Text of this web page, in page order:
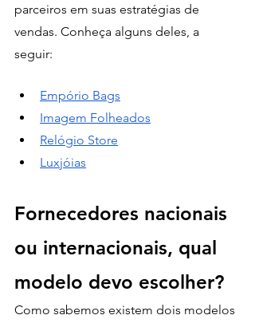
parceiros em suas estratégias de
vendas. Conheça alguns deles, a
seguir:
Empório Bags
Imagem Folheados
Relógio Store
Luxjóias
Fornecedores nacionais
ou internacionais, qual
modelo devo escolher?
Como sabemos existem dois modelos